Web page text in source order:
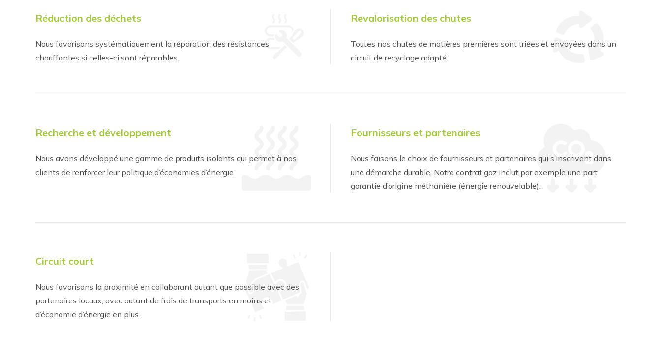
Réduction des déchets
Nous favorisons systématiquement la réparation des résistances
chauffantes si celles-ci sont réparables.
Revalorisation des chutes
Toutes nos chutes de matières premières sont triées et envoyées dans un
circuit de recyclage adapté.
Recherche et développement
Nous avons développé une gamme de produits isolants qui permet à nos
clients de renforcer leur politique d’économies d’énergie.
Fournisseurs et partenaires
Nous faisons le choix de fournisseurs et partenaires qui s’inscrivent dans
une démarche durable. Notre contrat gaz inclut par exemple une part
garantie d’origine méthanière (énergie renouvelable).
Circuit court
Nous favorisons la proximité en collaborant autant que possible avec des
partenaires locaux, avec autant de frais de transports en moins et
d’économie d’énergie en plus.